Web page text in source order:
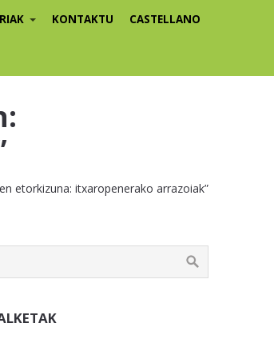
KONTAKTU CASTELLANO
etorkizuna: itxaropenerako arrazoiak”